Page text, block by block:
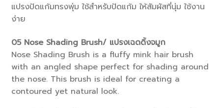
แปรงปัดแก้มทรงพุ่ม ใช้สำหรับปัดแก้ม ให้สัมผัสที่นุ่ม ใช้งาน
ง่าย
05Nose Shading Brush/ แปรงเฉดดิ้งจมูก
Nose Shading Brush is a fluffy mink hair brush
with an angled shape perfect for shading around
the nose. This brush is ideal for creating a
contoured yet natural look.